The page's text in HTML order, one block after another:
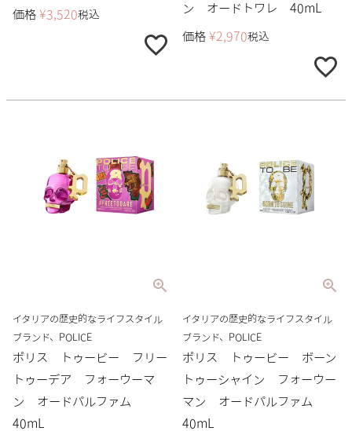
価格 ¥3,520税込
ン オードトワレ 40mL
価格 ¥2,970税込
イタリアの歴史的なライフスタイル
ブランド、POLICE
ポリス トゥービー フリー
トゥーデア フォーウーマ
ン オードパルファム
40mL
イタリアの歴史的なライフスタイル
ブランド、POLICE
ポリス トゥービー ボーン
トゥーシャイン フォーウー
マン オードパルファム
40mL